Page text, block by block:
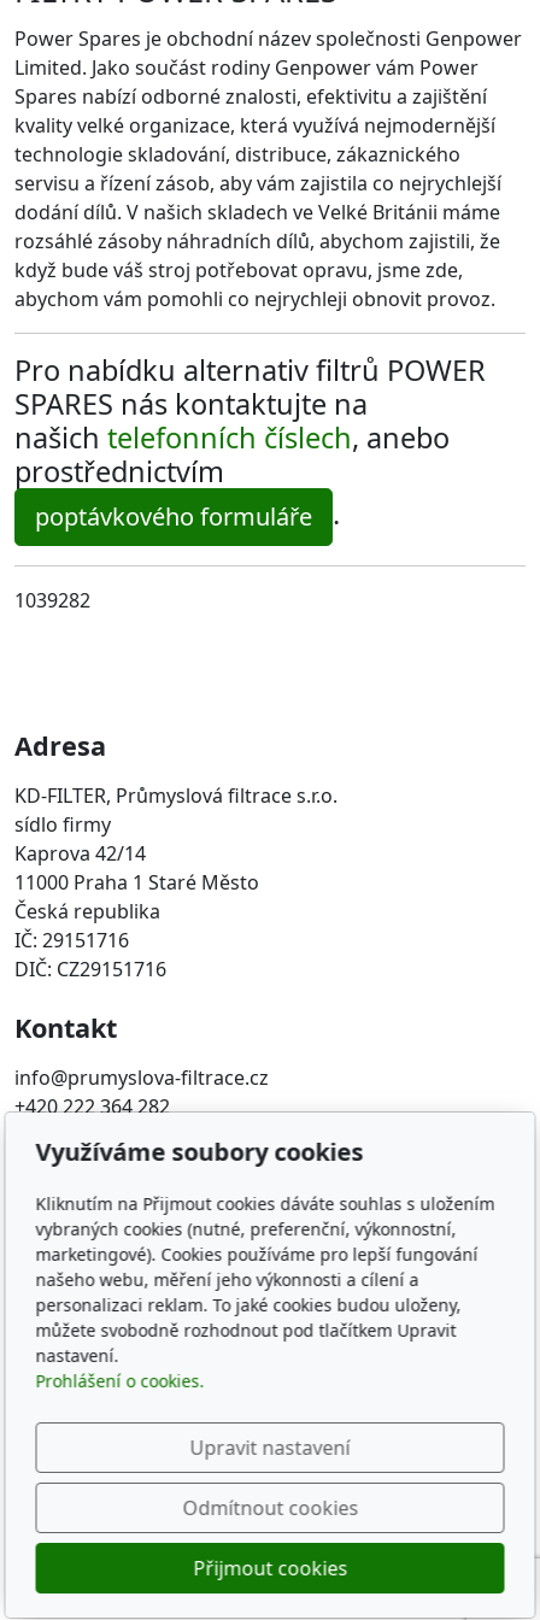
Power Spares je obchodní název společnosti Genpower
Limited. Jako součást rodiny Genpower vám Power
Spares nabízí odborné znalosti, efektivitu a zajištění
kvality velké organizace, která využívá nejmodernější
technologie skladování, distribuce, zákaznického
servisu a řízení zásob, aby vám zajistila co nejrychlejší
dodání dílů. V našich skladech ve Velké Británii máme
rozsáhlé zásoby náhradních dílů, abychom zajistili, že
když bude váš stroj potřebovat opravu, jsme zde,
abychom vám pomohli co nejrychleji obnovit provoz.
Pro nabídku alternativ filtrů POWER
SPARES nás kontaktujte na
našich telefonních číslech, anebo
prostřednictvím
poptávkového formuláře .
1039282
Adresa
KD-FILTER, Průmyslová filtrace s.r.o.
sídlo firmy
Kaprova 42/14
11000 Praha 1 Staré Město
Česká republika
IČ: 29151716
DIČ: CZ29151716
Kontakt
info@prumyslova-filtrace.cz
+420 222 364 282
Oblíbené odkazy
Katalog filtrů MANN
KDFILTER.CZ
FILTR-FILTRY.CZ
FILTER-FILTERS.EU
Vyhledávání filtrů podle rozměru
Sledujte nás
© 2026KD-FILTER, Průmyslová filtrace s.r.o.
Běží nainPages AI
Využíváme soubory cookies
Kliknutím na Přijmout cookies dáváte souhlas s uložením
vybraných cookies (nutné, preferenční, výkonnostní,
marketingové). Cookies používáme pro lepší fungování
našeho webu, měření jeho výkonnosti a cílení a
personalizaci reklam. To jaké cookies budou uloženy,
můžete svobodně rozhodnout pod tlačítkem Upravit
nastavení.
Prohlášení o cookies.
Upravit nastavení
Odmítnout cookies
Přijmout cookies